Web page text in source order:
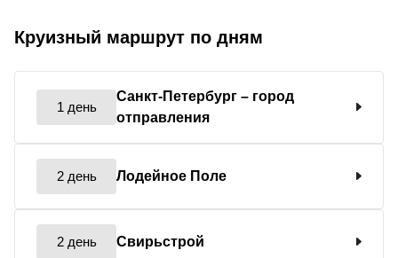
Круизный маршрут по дням
1 день
Санкт-Петербург – город
отправления
2 день Лодейное Поле
2 день Свирьстрой